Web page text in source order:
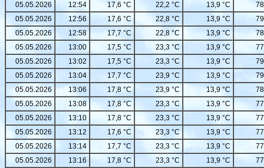
05.05.2026
12:54 17,6 °C 22,2 °C 13,9 °C
05.05.2026
12:56 17,6 °C 22,8 °C 13,9 °C
05.05.2026
12:58 17,7 °C 22,8 °C 13,9 °C
05.05.2026
13:00 17,5 °C 23,3 °C 13,9 °C
05.05.2026
13:02 17,5 °C 23,3 °C 13,9 °C
05.05.2026
13:04 17,7 °C 23,9 °C 13,9 °C
05.05.2026
13:06 17,8 °C 23,9 °C 13,9 °C
05.05.2026
13:08 17,8 °C 23,3 °C 13,9 °C
05.05.2026
13:10 17,8 °C 23,3 °C 13,9 °C
05.05.2026
13:12 17,6 °C 23,3 °C 13,9 °C
05.05.2026
13:14 17,7 °C 23,3 °C 13,9 °C
05.05.2026
13:16 17,8 °C 23,3 °C 13,9 °C